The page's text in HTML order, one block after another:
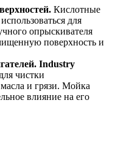
Кислотные
для
опрыскивателя
поверхность и
Industry
чистки
и грязи. Мойка
влияние на его